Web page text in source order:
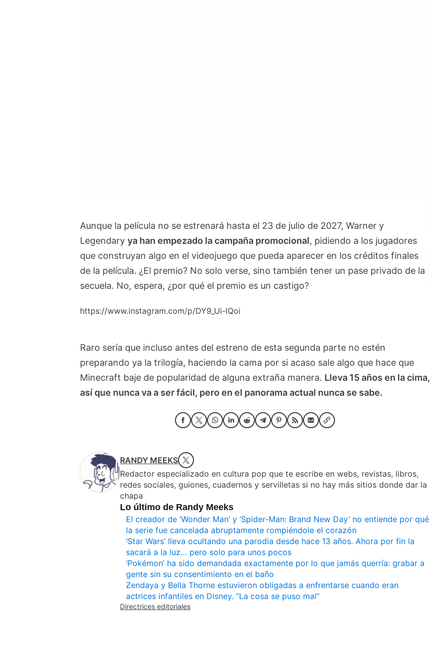
Aunque la película no se estrenará hasta el 23 de julio de 2027, Warner y
Legendary ya han empezado la campaña promocional, pidiendo a los jugadores
que construyan algo en el videojuego que pueda aparecer en los créditos finales
de la película. ¿El premio? No solo verse, sino también tener un pase privado de la
secuela. No, espera, ¿por qué el premio es un castigo?
https://www.instagram.com/p/DY9_Ui-lQoi
Raro sería que incluso antes del estreno de esta segunda parte no estén
preparando ya la trilogía, haciendo la cama por si acaso sale algo que hace que
Minecraft baje de popularidad de alguna extraña manera. Lleva 15 años en la cima,
así que nunca va a ser fácil, pero en el panorama actual nunca se sabe.
RANDY MEEKS
Redactor especializado en cultura pop que te escribe en webs, revistas, libros,
redes sociales, guiones, cuadernos y servilletas si no hay más sitios donde dar la
chapa
Lo último de Randy Meeks
El creador de ‘Wonder Man’ y ‘Spider-Man: Brand New Day’ no entiende por qué
la serie fue cancelada abruptamente rompiéndole el corazón
‘Star Wars’ lleva ocultando una parodia desde hace 13 años. Ahora por fin la
sacará a la luz… pero solo para unos pocos
‘Pokémon’ ha sido demandada exactamente por lo que jamás querría: grabar a
gente sin su consentimiento en el baño
Zendaya y Bella Thorne estuvieron obligadas a enfrentarse cuando eran
actrices infantiles en Disney. “La cosa se puso mal”
Directrices editoriales